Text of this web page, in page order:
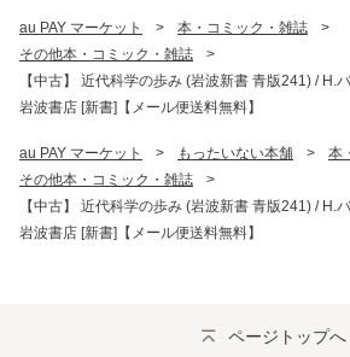
au PAY マーケット > 本・コミック・雑誌
>
その他本・コミック・雑誌
>
【中古】 近代科学の歩み (岩波新書 青版241) / H.
岩波書店 [新書]【メール便送料無料】
au PAY マーケット > もったいない本舗 > 本
その他本・コミック・雑誌
>
【中古】 近代科学の歩み (岩波新書 青版241) / H.
岩波書店 [新書]【メール便送料無料】
ページトップへ